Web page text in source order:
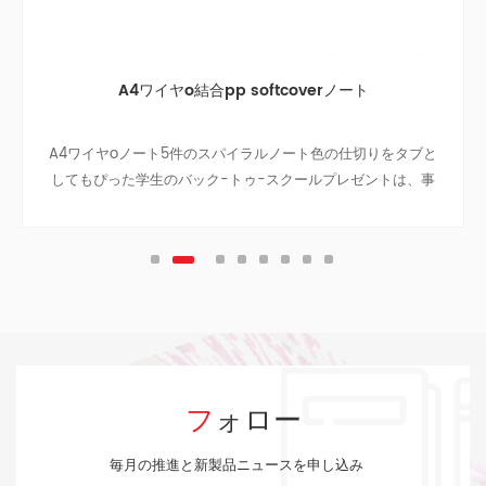
A4ワイヤo結合pp softcoverノート
A4ワイヤoノート5件のスパイラルノート色の仕切りをタブと
してもぴった学生のバック-トゥ-スクールプレゼントは、事
フォロー
毎月の推進と新製品ニュースを申し込み